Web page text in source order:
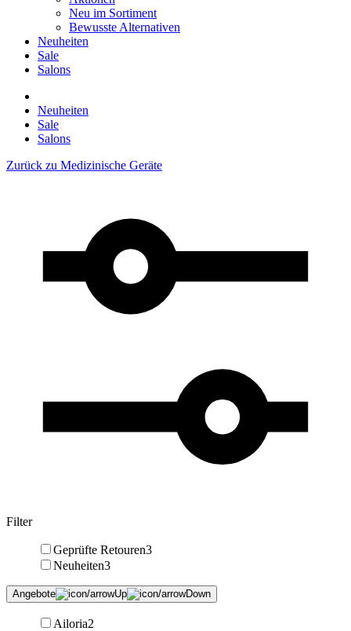
Neu im Sortiment
Bewusste Alternativen
Neuheiten
Sale
Salons
Neuheiten
Sale
Salons
Zurück zu Medizinische Geräte
Filter
Geprüfte Retouren3
Neuheiten3
Angebote
Ailoria2